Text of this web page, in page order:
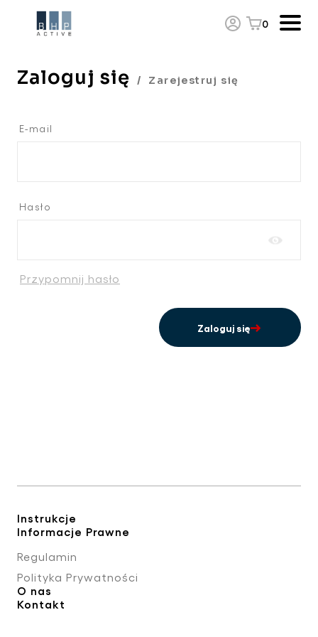
0
Zaloguj się / Zarejestruj się
E-mail
Hasło
Przypomnij hasło
Zaloguj się
Instrukcje
Informacje Prawne
Regulamin
Polityka Prywatności
O nas
Kontakt